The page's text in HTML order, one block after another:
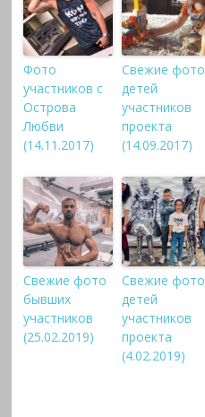
Фото
участников с
Острова
Любви
(14.11.2017)
Свежие фото
детей
участников
проекта
(14.09.2017)
Свежие фото
бывших
участников
(25.02.2019)
Свежие фото
детей
участников
проекта
(4.02.2019)